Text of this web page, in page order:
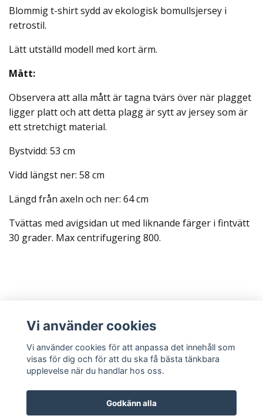
Blommig t-shirt sydd av ekologisk bomullsjersey i
retrostil.
Lätt utställd modell med kort ärm.
Mått:
Observera att alla mått är tagna tvärs över när plagget
ligger platt och att detta plagg är sytt av jersey som är
ett stretchigt material.
Bystvidd: 53 cm
Vidd längst ner: 58 cm
Längd från axeln och ner: 64 cm
Tvättas med avigsidan ut med liknande färger i fintvätt
30 grader. Max centrifugering 800.
Sociala medier
Vi använder cookies
Vi använder cookies för att anpassa det innehåll som
visas för dig och för att du ska få bästa tänkbara
upplevelse när du handlar hos oss.
Godkänn alla